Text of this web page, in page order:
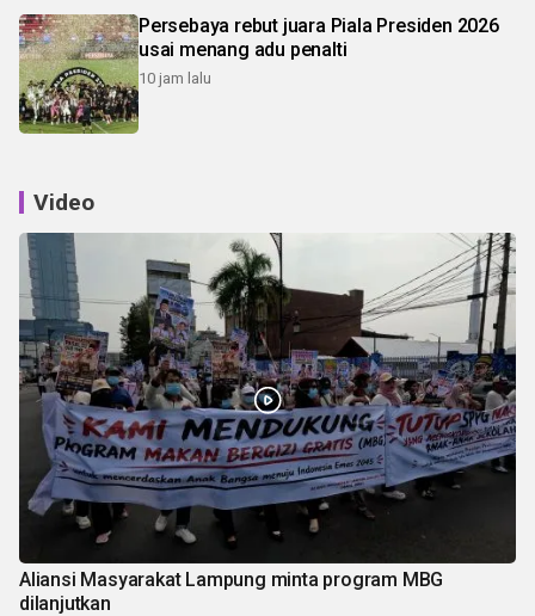
Persebaya rebut juara Piala Presiden 2026
usai menang adu penalti
10 jam lalu
Video
Aliansi Masyarakat Lampung minta program MBG
dilanjutkan